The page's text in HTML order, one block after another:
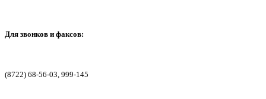
Для звонков и факсов:
(8722) 68-56-03, 999-145